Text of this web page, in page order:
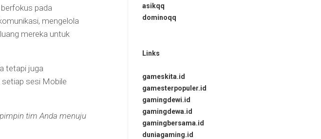
pada
mengelola
mereka untuk
tetapi juga
setiap sesi Mobile
tim Anda menuju
asikqq
dominoqq
Links
gameskita.id
gamesterpopuler.id
gamingdewi.id
gamingdewa.id
gamingbersama.id
duniagaming.id